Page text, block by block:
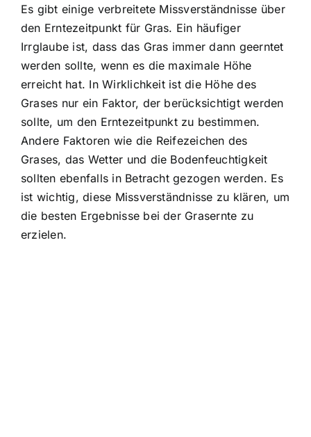
Es gibt einige verbreitete Missverständnisse über
den Erntezeitpunkt für Gras. Ein häufiger
Irrglaube ist, dass das Gras immer dann geerntet
werden sollte, wenn es die maximale Höhe
erreicht hat. In Wirklichkeit ist die Höhe des
Grases nur ein Faktor, der berücksichtigt werden
sollte, um den Erntezeitpunkt zu bestimmen.
Andere Faktoren wie die Reifezeichen des
Grases, das Wetter und die Bodenfeuchtigkeit
sollten ebenfalls in Betracht gezogen werden. Es
ist wichtig, diese Missverständnisse zu klären, um
die besten Ergebnisse bei der Grasernte zu
erzielen.